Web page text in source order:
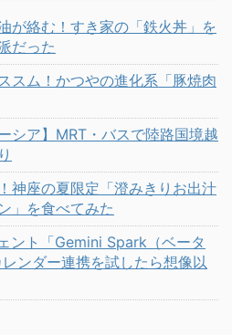
が絡む！すき家の「鉄火丼」を
だった
スム！かつやの進化系「豚焼肉
シア】MRT・バスで陸路国境越
神座の夏限定「澄みきりお出汁
」を食べてみた
ント「Gemini Spark（ベータ
ンダー連携を試したら想像以